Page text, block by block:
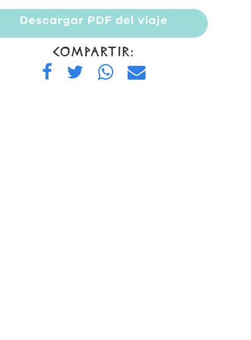
Descargar PDF del viaje
COMPARTIR: